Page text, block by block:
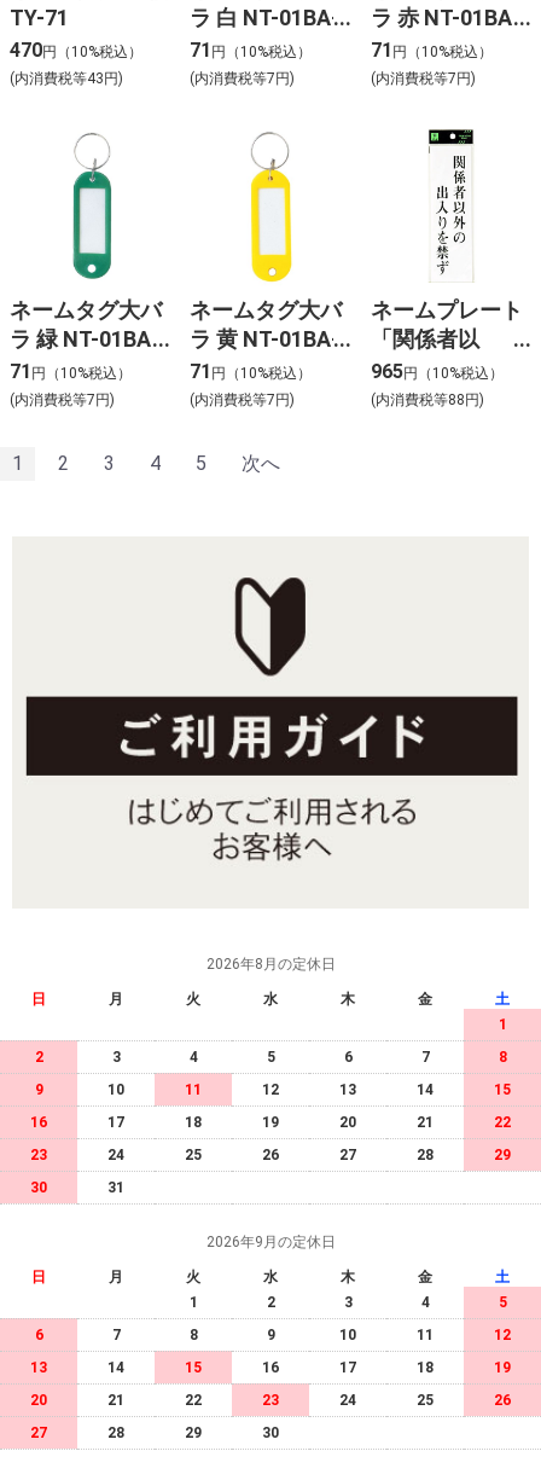
TY-71
470円（10%税込）
(内消費税等43円)
ラ 白 NT-01BA-
WH
71 円（10%税込）
(内消費税等7円)
ラ 赤 NT-01BA-
RD
71 円（10%税込）
(内消費税等7円)
ネームタグ大バ
ラ 緑 NT-01BA-
GR
71 円（10%税込）
(内消費税等7円)
ネームタグ大バ
ラ 黄 NT-01BA-
YL
71 円（10%税込）
(内消費税等7円)
ネームプレート
「関係者以
外・・・」
UP260-12
965円（10%税込）
(内消費税等88円)
1 2 3 4 5 次へ
2026年8月の定休日
日 月 火 水 木 金
土
1
2
3 4 5 6 7
8
9
10 11 12 13 14
15
16
17 18 19 20 21
22
23
24 25 26 27 28
29
30
31
2026年9月の定休日
日 月 火 水 木 金
土
1
2 3 4
5
6
7 8 9 10 11
12
13
14 15 16 17 18
19
20
21 22 23 24 25
26
27
28 29 30